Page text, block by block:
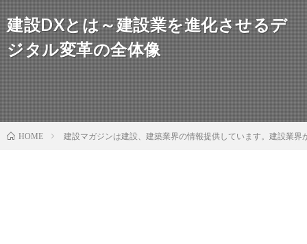
建設DXとは～建設業を進化させるデ
ジタル変革の全体像
HOME 建設マガジンは建設、建築業界の情報提供しています。建設業